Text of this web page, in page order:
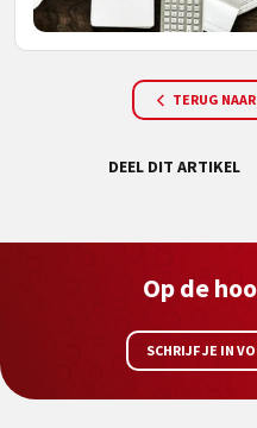
TERUG
DEEL DIT ARTIKEL
Op de
SCHRIJF JE IN